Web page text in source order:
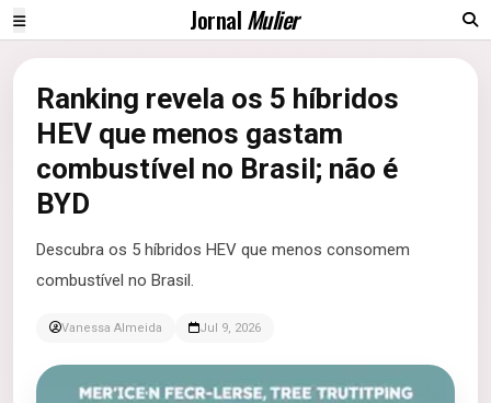
JornalMulier
Ranking revela os 5 híbridos
HEV que menos gastam
combustível no Brasil; não é
BYD
Descubra os 5 híbridos HEV que menos consomem
combustível no Brasil.
Vanessa Almeida Jul 9, 2026